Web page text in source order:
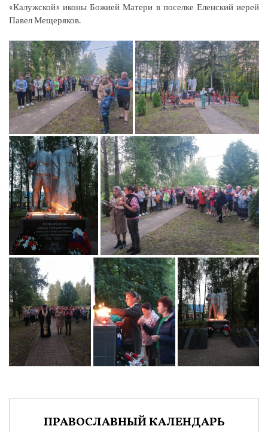
«Калужской» иконы Божией Матери в поселке Еленский иерей
Павел Мещеряков.
ПРАВОСЛАВНЫЙ КАЛЕНДАРЬ